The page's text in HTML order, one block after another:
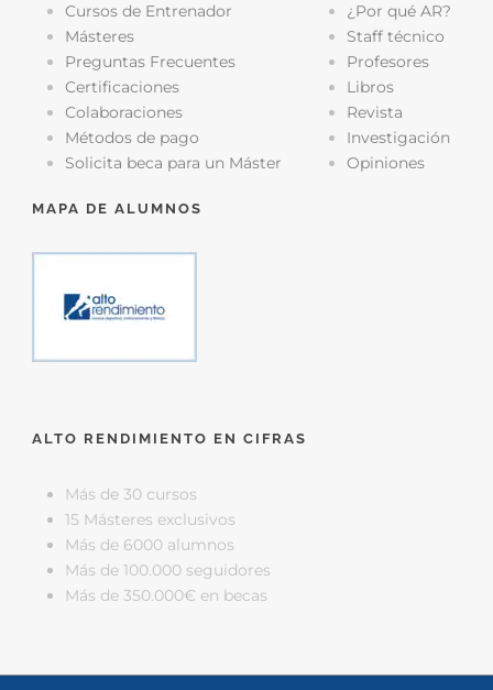
Cursos de Entrenador
Másteres
Preguntas Frecuentes
Certificaciones
Colaboraciones
Métodos de pago
Solicita beca para un Máster
¿Por qué AR?
Staff técnico
Profesores
Libros
Revista
Investigación
Opiniones
MAPA DE ALUMNOS
ALTO RENDIMIENTO EN CIFRAS
Más de 30 cursos
15 Másteres exclusivos
Más de 6000 alumnos
Más de 100.000 seguidores
Más de 350.000€ en becas